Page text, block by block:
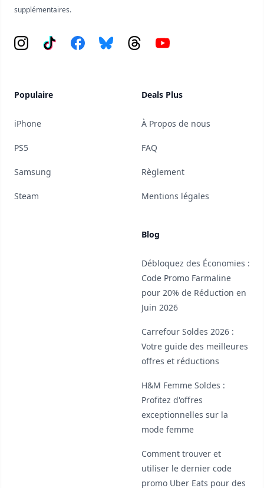
supplémentaires.
Instagram
Tiktok FacebookBlueskyThreadsYouTube
Populaire
iPhone
PS5
Samsung
Steam
Deals Plus
À Propos de nous
FAQ
Règlement
Mentions légales
Blog
Débloquez des Économies :
Code Promo Farmaline
pour 20% de Réduction en
Juin 2026
Carrefour Soldes 2026 :
Votre guide des meilleures
offres et réductions
H&M Femme Soldes :
Profitez d'offres
exceptionnelles sur la
mode femme
Comment trouver et
utiliser le dernier code
promo Uber Eats pour des